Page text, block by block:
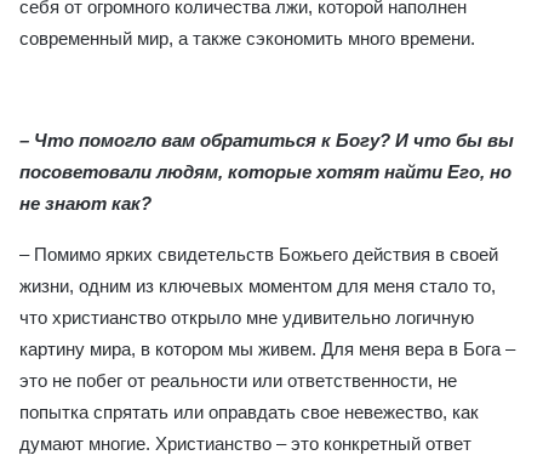
себя от огромного количества лжи, которой наполнен
современный мир, а также сэкономить много времени.
– Что помогло вам обратиться к Богу? И что бы вы
посоветовали людям, которые хотят найти Его, но
не знают как?
– Помимо ярких свидетельств Божьего действия в своей
жизни, одним из ключевых моментом для меня стало то,
что христианство открыло мне удивительно логичную
картину мира, в котором мы живем. Для меня вера в Бога –
это не побег от реальности или ответственности, не
попытка спрятать или оправдать свое невежество, как
думают многие. Христианство – это конкретный ответ